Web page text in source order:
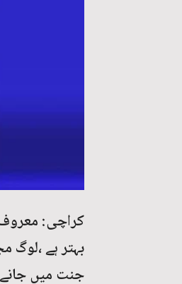
کراچی: معروف
بہتر ہے
جنت میں جانے